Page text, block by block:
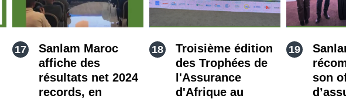
Sanlam Maroc
affiche des
résultats net 2024
records, en
Troisième édition
des Trophées de
l'Assurance
d'Afrique au
son